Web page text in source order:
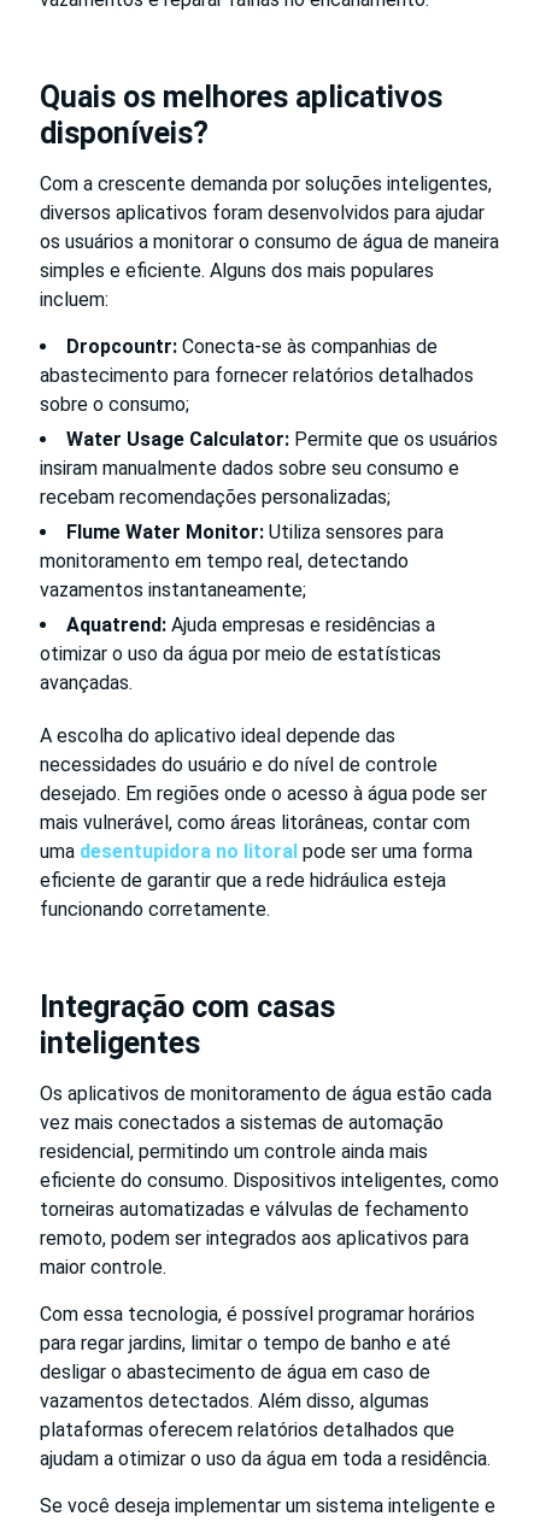
Quais os melhores aplicativos
disponíveis?
Com a crescente demanda por soluções inteligentes,
diversos aplicativos foram desenvolvidos para ajudar
os usuários a monitorar o consumo de água de maneira
simples e eficiente. Alguns dos mais populares
incluem:
Dropcountr: Conecta-se às companhias de
abastecimento para fornecer relatórios detalhados
sobre o consumo;
Water Usage Calculator: Permite que os usuários
insiram manualmente dados sobre seu consumo e
recebam recomendações personalizadas;
Flume Water Monitor: Utiliza sensores para
monitoramento em tempo real, detectando
vazamentos instantaneamente;
Aquatrend: Ajuda empresas e residências a
otimizar o uso da água por meio de estatísticas
avançadas.
A escolha do aplicativo ideal depende das
necessidades do usuário e do nível de controle
desejado. Em regiões onde o acesso à água pode ser
mais vulnerável, como áreas litorâneas, contar com
uma desentupidora no litoral pode ser uma forma
eficiente de garantir que a rede hidráulica esteja
funcionando corretamente.
Integração com casas
inteligentes
Os aplicativos de monitoramento de água estão cada
vez mais conectados a sistemas de automação
residencial, permitindo um controle ainda mais
eficiente do consumo. Dispositivos inteligentes, como
torneiras automatizadas e válvulas de fechamento
remoto, podem ser integrados aos aplicativos para
maior controle.
Com essa tecnologia, é possível programar horários
para regar jardins, limitar o tempo de banho e até
desligar o abastecimento de água em caso de
vazamentos detectados. Além disso, algumas
plataformas oferecem relatórios detalhados que
ajudam a otimizar o uso da água em toda a residência.
Se você deseja implementar um sistema inteligente e